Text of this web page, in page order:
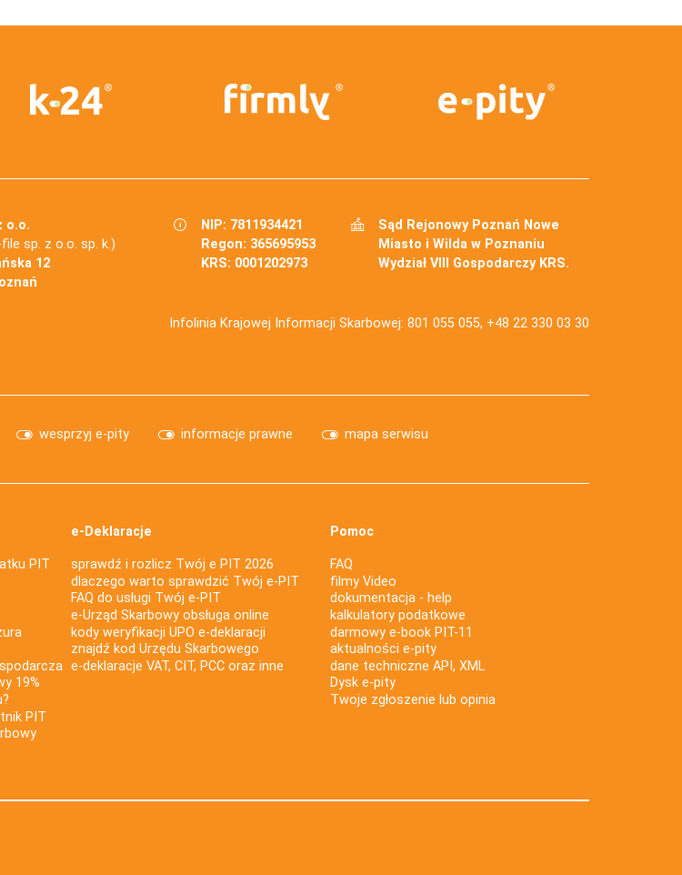
o.o.
sp. z o.o. sp. k.)
12
NIP: 7811934421
Regon: 365695953
KRS: 0001202973
Sąd Rejonowy Poznań Nowe
Miasto i Wilda w Poznaniu
Wydział VIII Gospodarczy KRS.
Infolinia Krajowej Informacji Skarbowej: 801 055 055, +48 22 330 03 30
wesprzyj e-pity informacje prawne mapa serwisu
PIT
19%
PIT
e-Deklaracje
sprawdź i rozlicz Twój e PIT 2026
dlaczego warto sprawdzić Twój e-PIT
FAQ do usługi Twój e-PIT
e-Urząd Skarbowy obsługa online
kody weryfikacji UPO e-deklaracji
znajdź kod Urzędu Skarbowego
e-deklaracje VAT, CIT, PCC oraz inne
Pomoc
FAQ
filmy Video
dokumentacja - help
kalkulatory podatkowe
darmowy e-book PIT-11
aktualności e-pity
dane techniczne API, XML
Dysk e-pity
Twoje zgłoszenie lub opinia